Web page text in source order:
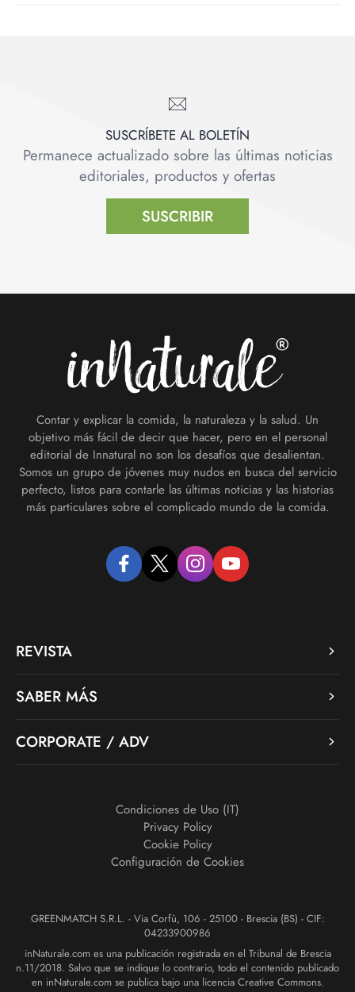
SUSCRÍBETE AL BOLETÍN
Permanece actualizado sobre las últimas noticias
editoriales, productos y ofertas
SUSCRIBIR
Contar y explicar la comida, la naturaleza y la salud. Un
objetivo más fácil de decir que hacer, pero en el personal
editorial de Innatural no son los desafíos que desalientan.
Somos un grupo de jóvenes muy nudos en busca del servicio
perfecto, listos para contarle las últimas noticias y las historias
más particulares sobre el complicado mundo de la comida.
facebooktwitter instagramyoutube
REVISTA
SABER MÁS
CORPORATE / ADV
Condiciones de Uso (IT)
Privacy Policy
Cookie Policy
Configuración de Cookies
GREENMATCH S.R.L. - Via Corfù, 106 - 25100 - Brescia (BS) - CIF:
04233900986
inNaturale.com es una publicación registrada en el Tribunal de Brescia
n.11/2018. Salvo que se indique lo contrario, todo el contenido publicado
en inNaturale.com se publica bajo una licencia Creative Commons.